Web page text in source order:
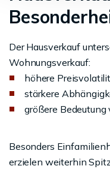
Der Hausverkauf
Wohnungsverkauf:
höhere
stärkere
größere
Besonders
erzielen weiterhin